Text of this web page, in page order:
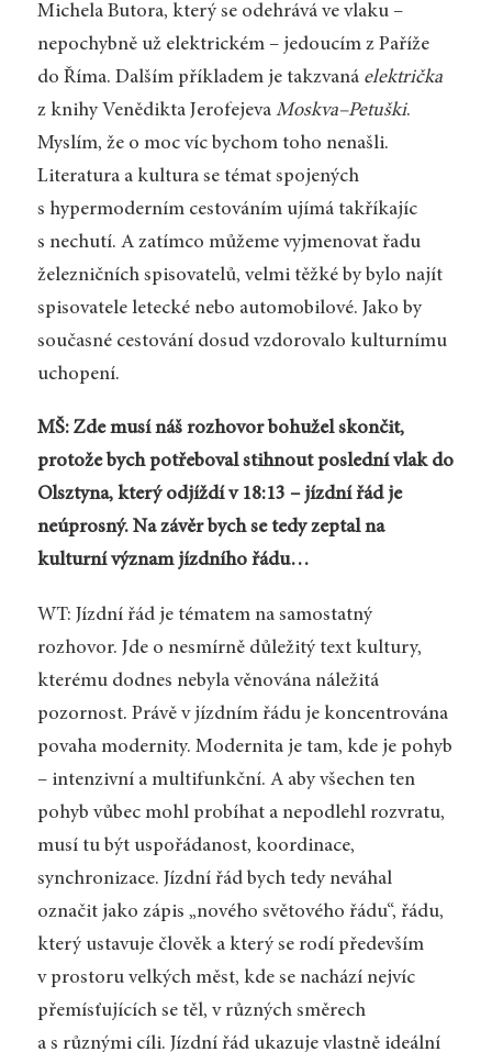
Michela Butora, který se odehrává ve vlaku –
nepochybně už elektrickém – jedoucím z Paříže
do Říma. Dalším příkladem je takzvaná električka
z knihy Venědikta Jerofejeva Moskva–Petuški.
Myslím, že o moc víc bychom toho nenašli.
Literatura a kultura se témat spojených
s hypermoderním cestováním ujímá takříkajíc
s nechutí. A zatímco můžeme vyjmenovat řadu
železničních spisovatelů, velmi těžké by bylo najít
spisovatele letecké nebo automobilové. Jako by
současné cestování dosud vzdorovalo kulturnímu
uchopení.
MŠ: Zde musí náš rozhovor bohužel skončit,
protože bych potřeboval stihnout poslední vlak do
Olsztyna, který odjíždí v 18:13 – jízdní řád je
neúprosný. Na závěr bych se tedy zeptal na
kulturní význam jízdního řádu…
WT: Jízdní řád je tématem na samostatný
rozhovor. Jde o nesmírně důležitý text kultury,
kterému dodnes nebyla věnována náležitá
pozornost. Právě v jízdním řádu je koncentrována
povaha modernity. Modernita je tam, kde je pohyb
– intenzivní a multifunkční. A aby všechen ten
pohyb vůbec mohl probíhat a nepodlehl rozvratu,
musí tu být uspořádanost, koordinace,
synchronizace. Jízdní řád bych tedy neváhal
označit jako zápis „nového světového řádu“, řádu,
který ustavuje člověk a který se rodí především
v prostoru velkých měst, kde se nachází nejvíc
přemísťujících se těl, v různých směrech
a s různými cíli. Jízdní řád ukazuje vlastně ideální